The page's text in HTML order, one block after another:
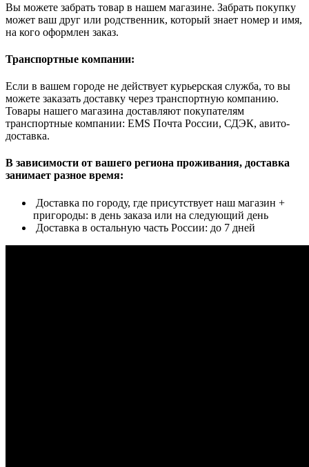
Вы можете забрать товар в нашем магазине. Забрать покупку
может ваш друг или родственник, который знает номер и имя,
на кого оформлен заказ.
Транспортные компании:
Если в вашем городе не действует курьерская служба, то вы
можете заказать доставку через транспортную компанию.
Товары нашего магазина доставляют покупателям
транспортные компании: EMS Почта России, СДЭК, авито-
доставка.
В зависимости от вашего региона проживания, доставка
занимает разное время:
Доставка по городу, где присутствует наш магазин +
пригороды: в день заказа или на следующий день
Доставка в остальную часть России: до 7 дней